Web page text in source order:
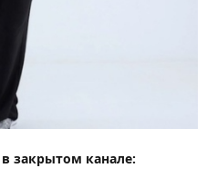
закрытом канале: